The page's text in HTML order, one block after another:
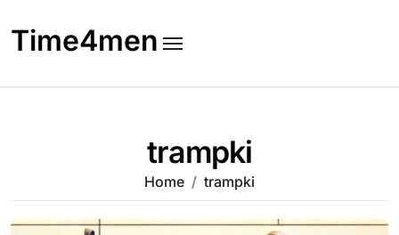
to
content
Time4men
trampki
Home trampki